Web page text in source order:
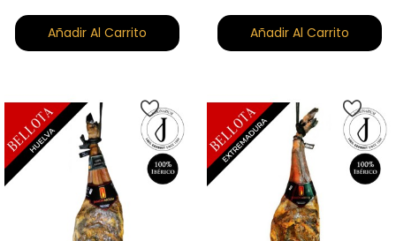
Añadir Al Carrito Añadir Al Carrito